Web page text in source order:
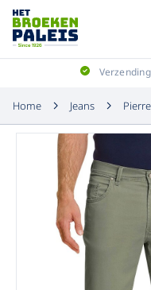
Home Jeans